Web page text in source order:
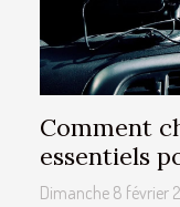
Comment
essentiels
Dimanche 8 février